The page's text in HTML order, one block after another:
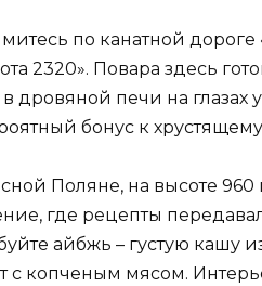
по канатной дороге
2320». Повара здесь
дровяной печи на глазах
бонус к хрустящему
Поляне, на высоте 960
где рецепты
айбжь – густую кашу
с копченым мясом.